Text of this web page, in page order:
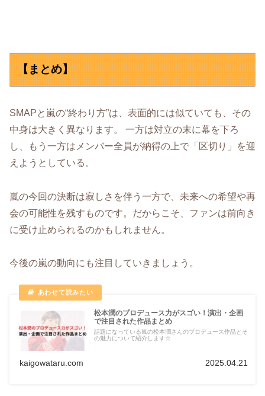
【まとめ】
SMAPと嵐の“終わり方”は、表面的には似ていても、その
中身は大きく異なります。 一方は対立の末に幕を下ろ
し、もう一方はメンバー全員が納得の上で「区切り」を迎
えようとしている。
嵐の今回の決断は寂しさを伴う一方で、未来への希望や再
会の可能性を残すものです。だからこそ、ファンは前向き
に受け止められるのかもしれません。
今後の嵐の動向にも注目していきましょう。
松本潤のプロデュース力がスゴい！演出・企画
で注目された作品まとめ
話題になっている嵐の松本潤さんのプロデュース作品とそ
の魅力について紹介します☆
kaigowataru.com 2025.04.21